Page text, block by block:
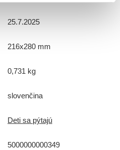
25.7.2025
216x280 mm
0,731 kg
slovenčina
Deti sa pýtajú
5000000000349